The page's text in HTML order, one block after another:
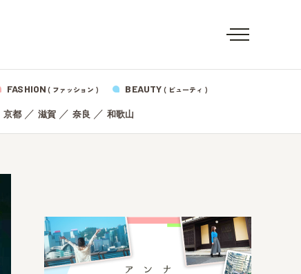
FASHION ( ファッション ) BEAUTY ( ビューティ )
京都／ 滋賀／ 奈良 ／ 和歌山